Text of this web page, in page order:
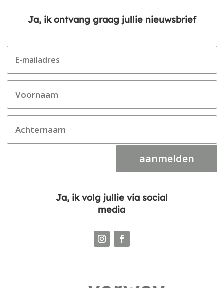
Ja, ik ontvang graag jullie nieuwsbrief
aanmelden
Ja, ik volg jullie via social
media